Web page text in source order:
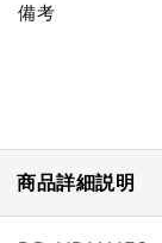
備考
商品詳細説明